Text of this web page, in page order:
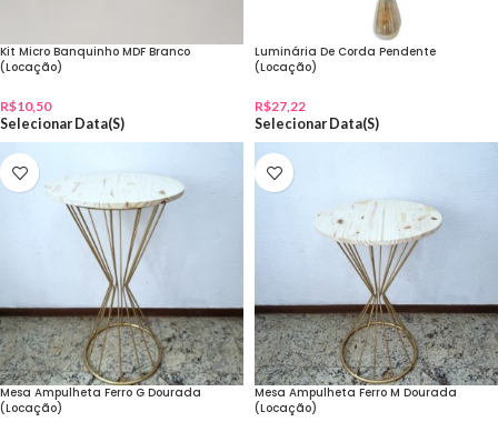
Kit Micro Banquinho MDF Branco
(Locação)
R$10,50
Selecionar Data(s)
Luminária De Corda Pendente
(Locação)
R$27,22
Selecionar Data(s)
Mesa Ampulheta Ferro G Dourada
(Locação)
Mesa Ampulheta Ferro M Dourada
(Locação)